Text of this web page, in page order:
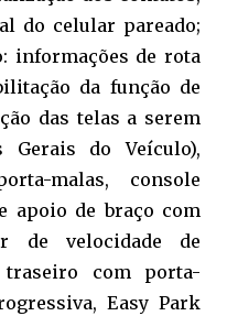
do celular pareado;
informações de rota
da função de
das telas a serem
Gerais do Veículo),
malas, console
apoio de braço com
de velocidade de
traseiro com porta-
Easy Park